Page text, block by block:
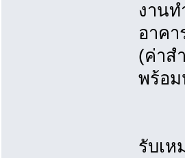
งานท
อาคา
(ค่าส
พร้อ
รับเห